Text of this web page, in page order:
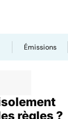
Émissions
règles ?